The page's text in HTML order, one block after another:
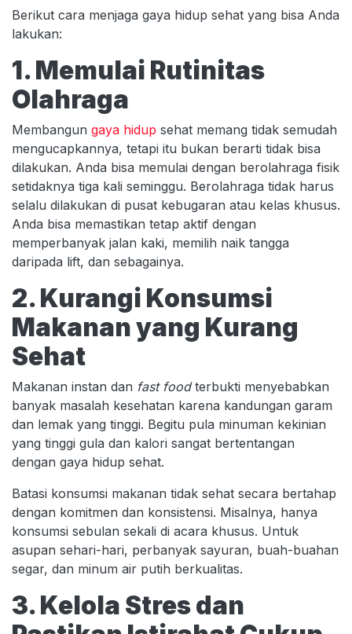
Berikut cara menjaga gaya hidup sehat yang bisa Anda
lakukan:
1. Memulai Rutinitas
Olahraga
Membangun gaya hidup sehat memang tidak semudah
mengucapkannya, tetapi itu bukan berarti tidak bisa
dilakukan. Anda bisa memulai dengan berolahraga fisik
setidaknya tiga kali seminggu. Berolahraga tidak harus
selalu dilakukan di pusat kebugaran atau kelas khusus.
Anda bisa memastikan tetap aktif dengan
memperbanyak jalan kaki, memilih naik tangga
daripada lift, dan sebagainya.
2. Kurangi Konsumsi
Makanan yang Kurang
Sehat
Makanan instan dan fast foodterbukti menyebabkan
banyak masalah kesehatan karena kandungan garam
dan lemak yang tinggi. Begitu pula minuman kekinian
yang tinggi gula dan kalori sangat bertentangan
dengan gaya hidup sehat.
Batasi konsumsi makanan tidak sehat secara bertahap
dengan komitmen dan konsistensi. Misalnya, hanya
konsumsi sebulan sekali di acara khusus. Untuk
asupan sehari-hari, perbanyak sayuran, buah-buahan
segar, dan minum air putih berkualitas.
3. Kelola Stres dan